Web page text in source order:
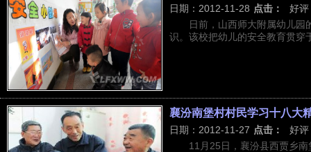
日期：2012-11-28 点击：
好评
日前，山西师大附属幼儿园
识。该校把幼儿的安全教育贯穿
襄汾南堡村村民学习十八大
日期：2012-11-27 点击：
好评
11月25日，襄汾县西贾乡